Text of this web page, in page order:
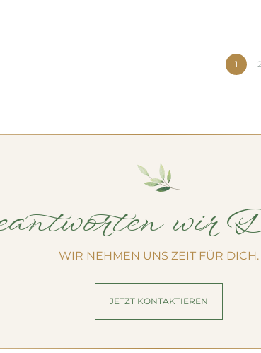
1 2
wir
WIR NEHMEN UNS ZEIT FÜR DICH.
JETZT KONTAKTIEREN